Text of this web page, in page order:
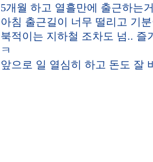
5개월 하고 열흘만에 출근하는
아침 출근길이 너무 떨리고 기
북적이는 지하철 조차도 넘.. 즐
ㅋ
앞으로 일 열심히 하고 돈도 잘